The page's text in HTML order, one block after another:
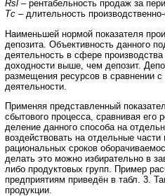
Rsl – рентабельность продаж за
Тс – длительность
Наименьшей нормой показателя
депозита. Объективность данного
деятельность в сфере
доходности выше, чем депозит.
размещения ресурсов в сравнении с
деятельности.
Применяя представленный
сбытового процесса, сравнивая его
деление данного способа на
воздействовать на отдельные
рациональных сроков
делать это можно избирательно в
либо продуктовых групп. Пример
предприятиям приведён в табл. 3.
продукции.